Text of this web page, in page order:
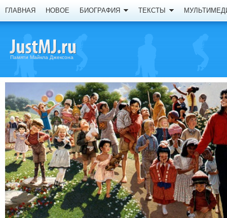
ГЛАВНАЯ НОВОЕ БИОГРАФИЯ ТЕКСТЫ
Памяти Майкла Джексона